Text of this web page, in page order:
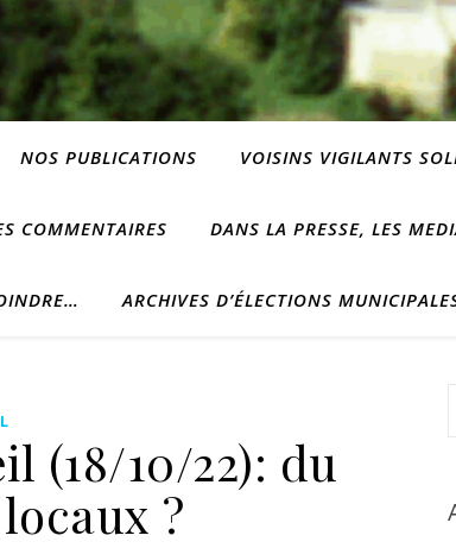
NOS PUBLICATIONS VOISINS VIGILANTS
COMMENTAIRES DANS LA PRESSE, LES
ARCHIVES D’ÉLECTIONS
(18/10/22): du
?